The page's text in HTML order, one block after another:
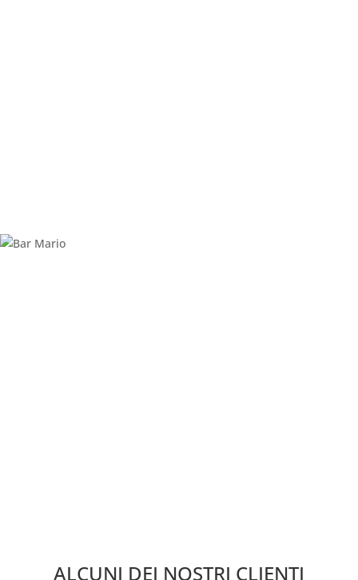
ALCUNI DEI NOSTRI CLIENTI